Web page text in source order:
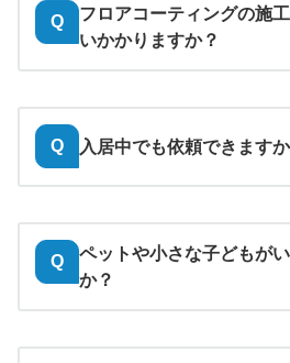
Q
フロアコーティングの施
いかかりますか？
Q 入居中でも依頼できます
Q
ペットや小さな子どもが
か？